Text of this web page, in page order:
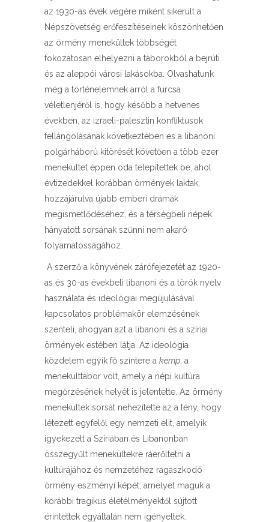
az 1930-as évek végére miként sikerült a
Népszövetség erőfeszítéseinek köszönhetően
az örmény menekültek többségét
fokozatosan elhelyezni a táborokból a bejrúti
és az aleppói városi lakásokba. Olvashatunk
még a történelemnek arról a furcsa
véletlenjéről is, hogy később a hetvenes
években, az izraeli-palesztin konfliktusok
fellángolásának következtében és a libanoni
polgárháború kitörését követően a több ezer
menekültet éppen oda telepítettek be, ahol
évtizedekkel korábban örmények laktak,
hozzájárulva újabb emberi drámák
megismétlődéséhez, és a térségbeli népek
hányatott sorsának szűnni nem akaró
folyamatosságához.
A szerző a könyvének zárófejezetét az 1920-
as és 30-as évekbeli libanoni és a török nyelv
használata és ideológiai megújulásával
kapcsolatos problémakör elemzésének
szenteli, ahogyan azt a libanoni és a szíriai
örmények estében látja. Az ideológia
közdelem egyik fő színtere a kemp , a
menekülttábor volt, amely a népi kultúra
megőrzésének helyét is jelentette. Az örmény
menekültek sorsát nehezítette az a tény, hogy
létezett egyfelől egy nemzeti elit, amelyik
igyekezett a Szíriában és Libanonban
összegyűlt menekültekre ráerőltetni a
kultúrájához és nemzetéhez ragaszkodó
örmény eszményi képét, amelyet maguk a
korábbi tragikus életélményektől sújtott
érintettek egyáltalán nem igényeltek.